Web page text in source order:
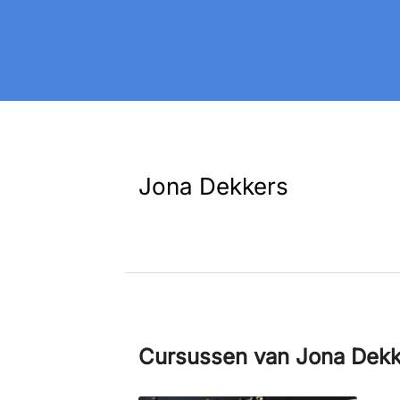
Jona Dekkers
Cursussen van Jona